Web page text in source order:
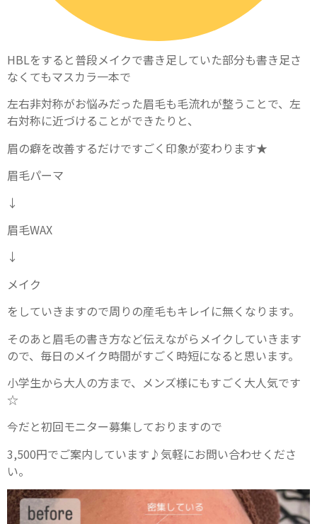
HBLをすると普段メイクで書き足していた部分も書き足さ
なくてもマスカラ一本で
左右非対称がお悩みだった眉毛も毛流れが整うことで、左
右対称に近づけることができたりと、
眉の癖を改善するだけですごく印象が変わります★
眉毛パーマ
↓
眉毛WAX
↓
メイク
をしていきますので周りの産毛もキレイに無くなります。
そのあと眉毛の書き方など伝えながらメイクしていきます
ので、毎日のメイク時間がすごく時短になると思います。
小学生から大人の方まで、メンズ様にもすごく大人気です
☆
今だと初回モニター募集しておりますので
3,500円でご案内しています♪気軽にお問い合わせくださ
い。